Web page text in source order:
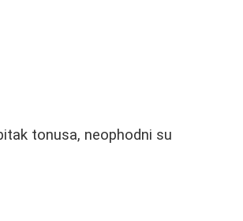
tonusa, neophodni su